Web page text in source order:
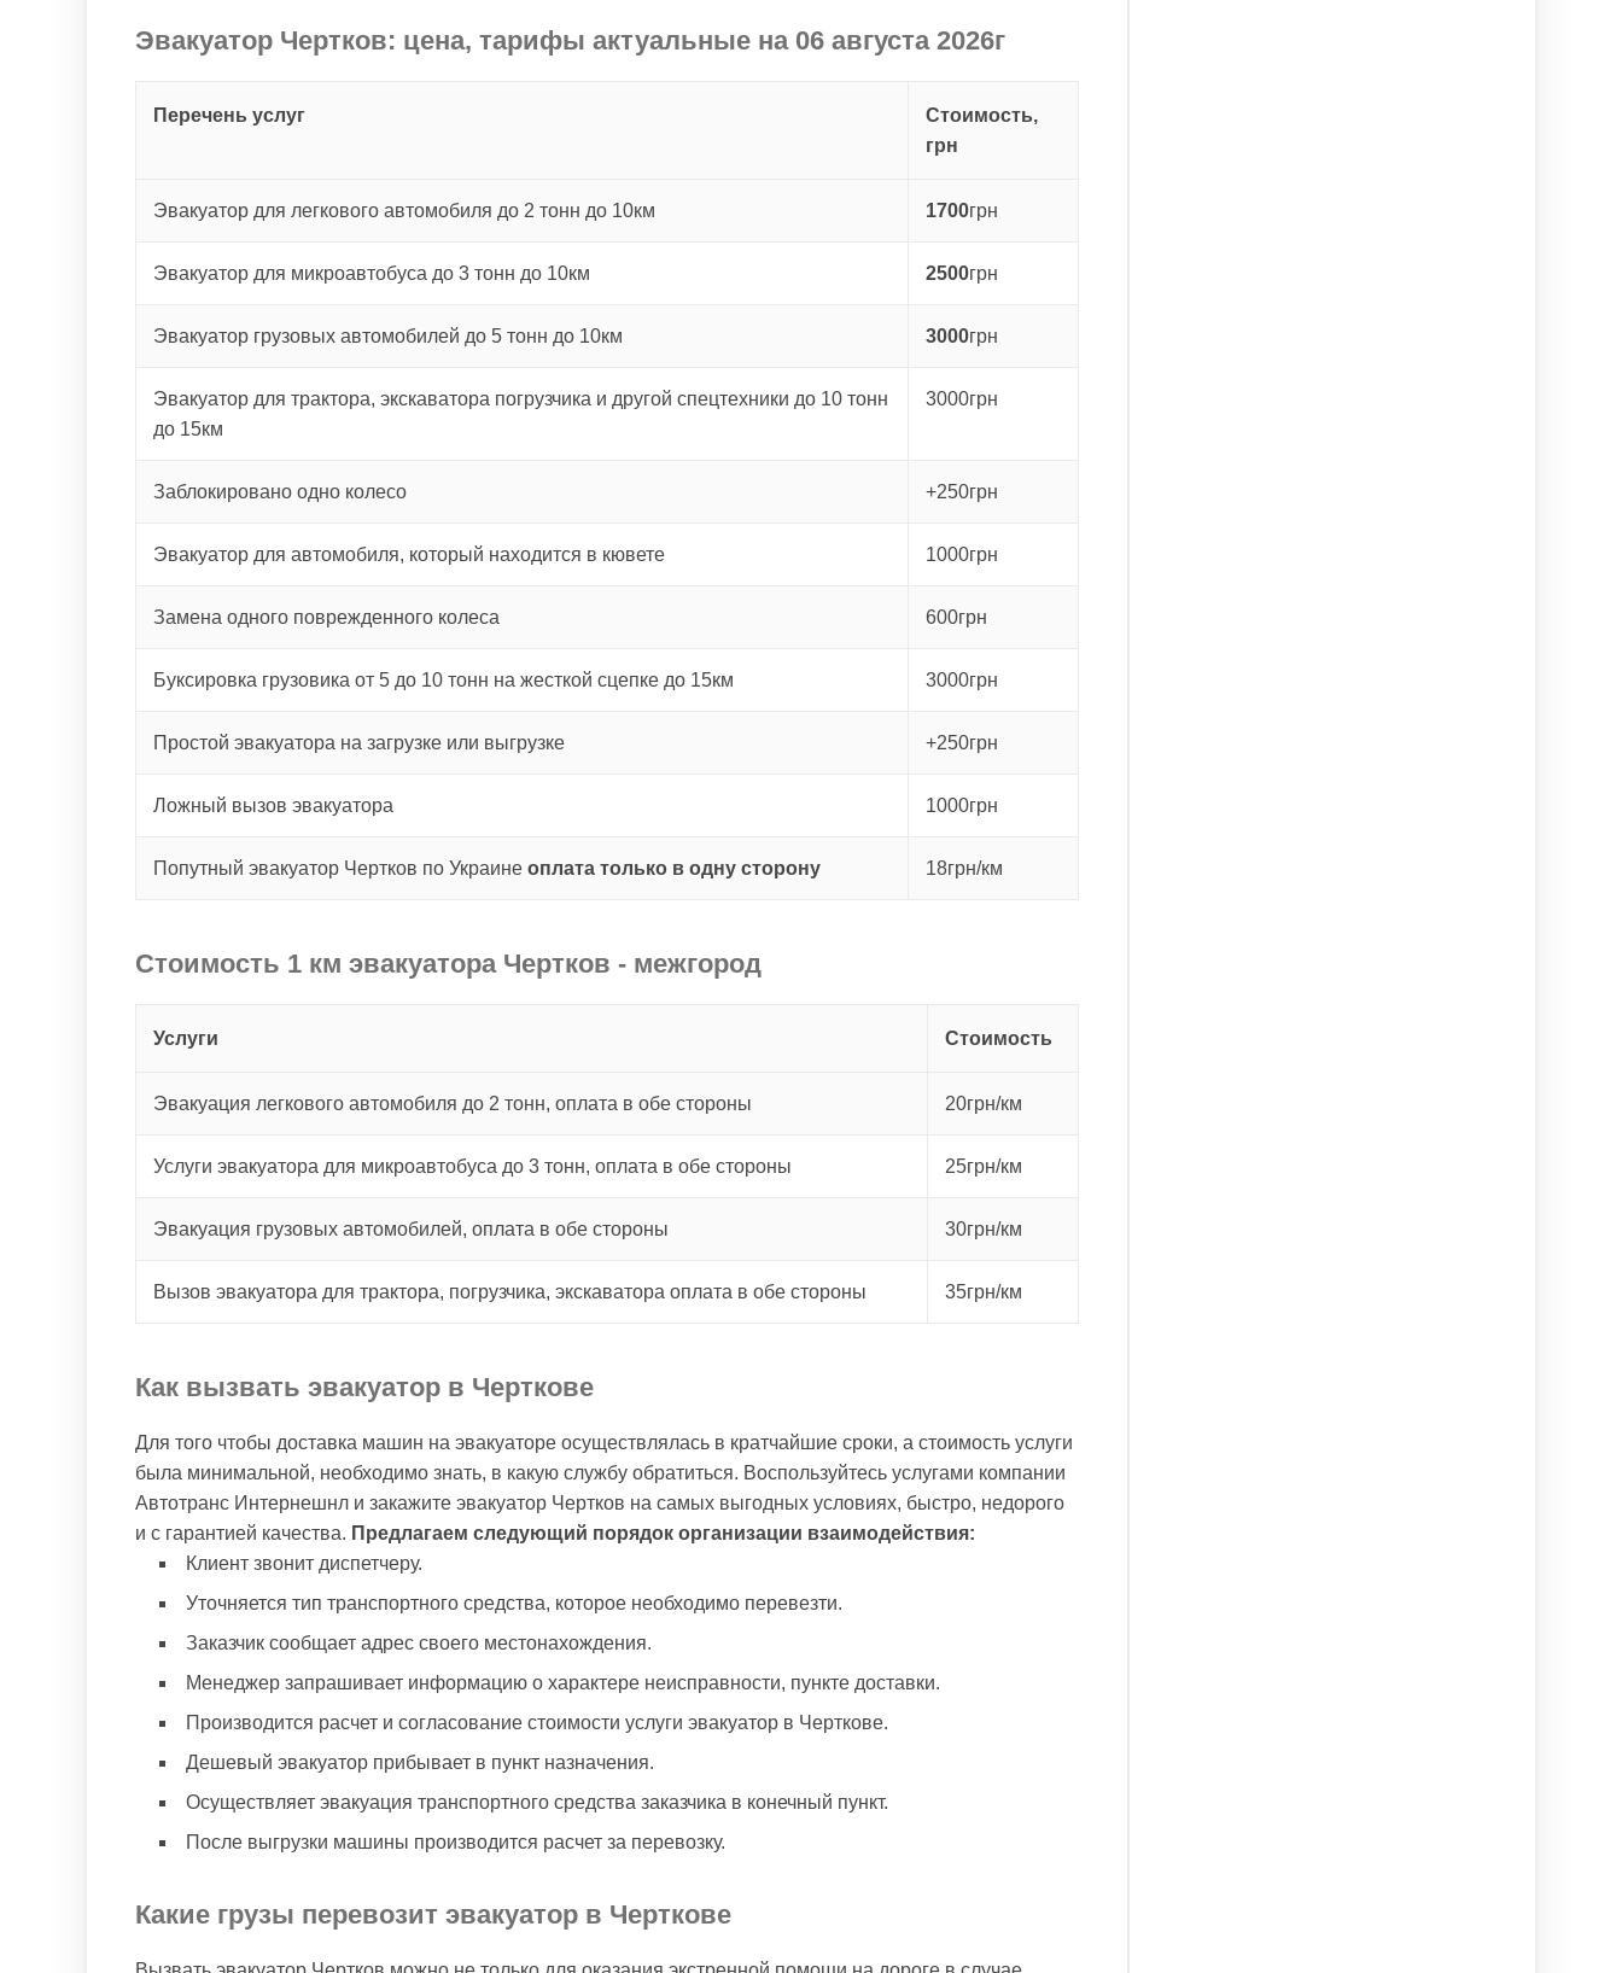
Эвакуатор Чертков: цена, тарифы актуальные на 06 августа 2026г
Перечень услуг
Стоимость,
грн
Эвакуатор для легкового автомобиля до 2 тонн до 10км 1700грн
Эвакуатор для микроавтобуса до 3 тонн до 10км 2500грн
Эвакуатор грузовых автомобилей до 5 тонн до 10км 3000грн
Эвакуатор для трактора, экскаватора погрузчика и другой спецтехники до 10 тонн
до 15км
3000грн
Заблокировано одно колесо +250грн
Эвакуатор для автомобиля, который находится в кювете 1000грн
Замена одного поврежденного колеса 600грн
Буксировка грузовика от 5 до 10 тонн на жесткой сцепке до 15км 3000грн
Простой эвакуатора на загрузке или выгрузке +250грн
Ложный вызов эвакуатора 1000грн
Попутный эвакуатор Чертков по Украине оплата только в одну сторону 18грн/км
Стоимость 1 км эвакуатора Чертков - межгород
Услуги Стоимость
Эвакуация легкового автомобиля до 2 тонн, оплата в обе стороны 20грн/км
Услуги эвакуатора для микроавтобуса до 3 тонн, оплата в обе стороны 25грн/км
Эвакуация грузовых автомобилей, оплата в обе стороны 30грн/км
Вызов эвакуатора для трактора, погрузчика, экскаватора оплата в обе стороны 35грн/км
Как вызвать эвакуатор в Черткове
Для того чтобы доставка машин на эвакуаторе осуществлялась в кратчайшие сроки, а стоимость услуги
была минимальной, необходимо знать, в какую службу обратиться. Воспользуйтесь услугами компании
Автотранс Интернешнл и закажите эвакуатор Чертков на самых выгодных условиях, быстро, недорого
и с гарантией качества. Предлагаем следующий порядок организации взаимодействия:
Клиент звонит диспетчеру.
Уточняется тип транспортного средства, которое необходимо перевезти.
Заказчик сообщает адрес своего местонахождения.
Менеджер запрашивает информацию о характере неисправности, пункте доставки.
Производится расчет и согласование стоимости услуги эвакуатор в Черткове.
Дешевый эвакуатор прибывает в пункт назначения.
Осуществляет эвакуация транспортного средства заказчика в конечный пункт.
После выгрузки машины производится расчет за перевозку.
Какие грузы перевозит эвакуатор в Черткове